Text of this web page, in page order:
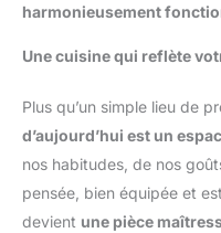
harmonieusement
Une cuisine qui reflète
Plus qu’un simple lieu de
d’aujourd’hui est un
nos habitudes, de nos
pensée, bien équipée et
devient une pièce